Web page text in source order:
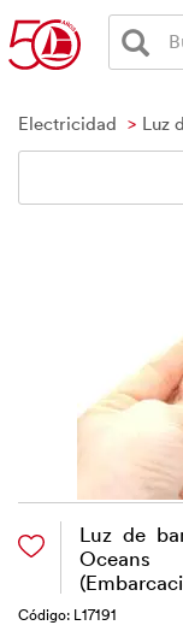
Electricidad
Luz
Luz de
Código: L17191